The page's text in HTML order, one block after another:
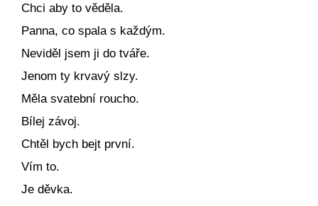
Chci aby to věděla.
Panna, co spala s každým.
Neviděl jsem ji do tváře.
Jenom ty krvavý slzy.
Měla svatební roucho.
Bílej závoj.
Chtěl bych bejt první.
Vím to.
Je děvka.